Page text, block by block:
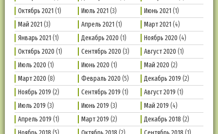
Октябрь 2021 (1) Июль 2021 (3) Июнь 2021 (1)
Май 2021 (3) Апрель 2021 (1) Март 2021 (4)
Январь 2021 (1) Декабрь 2020 (1) Ноябрь 2020 (4)
Октябрь 2020 (1) Сентябрь 2020 (3) Август 2020 (1)
Июль 2020 (1) Июнь 2020 (1) Май 2020 (2)
Март 2020 (8) Февраль 2020 (5) Декабрь 2019 (2)
Ноябрь 2019 (2) Сентябрь 2019 (1) Август 2019 (1)
Июль 2019 (3) Июнь 2019 (3) Май 2019 (4)
Апрель 2019 (1) Март 2019 (2) Декабрь 2018 (2)